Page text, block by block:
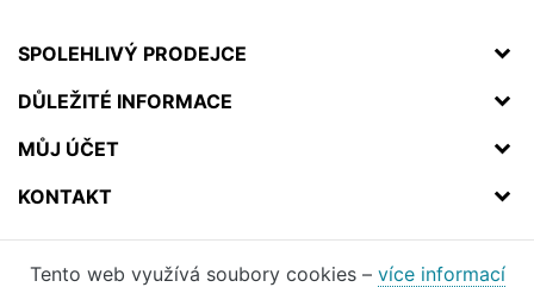
SPOLEHLIVÝ PRODEJCE
DŮLEŽITÉ INFORMACE
MŮJ ÚČET
KONTAKT
Tento web využívá soubory cookies – více informací